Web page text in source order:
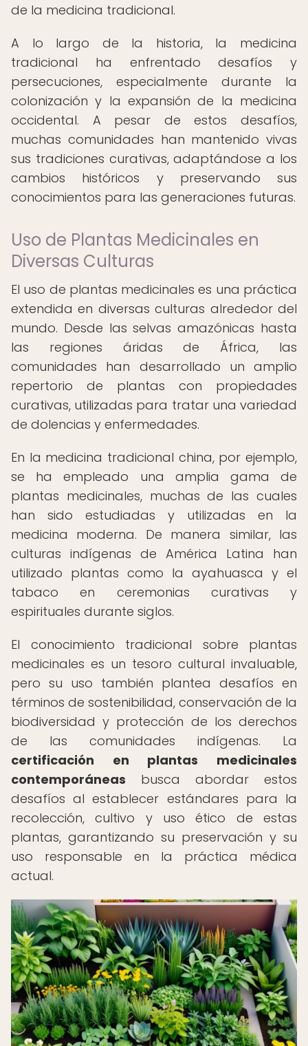
de la medicina tradicional.
A lo largo de la historia, la medicina
tradicional ha enfrentado desafíos y
persecuciones, especialmente durante la
colonización y la expansión de la medicina
occidental. A pesar de estos desafíos,
muchas comunidades han mantenido vivas
sus tradiciones curativas, adaptándose a los
cambios históricos y preservando sus
conocimientos para las generaciones futuras.
Uso de Plantas Medicinales en
Diversas Culturas
El uso de plantas medicinales es una práctica
extendida en diversas culturas alrededor del
mundo. Desde las selvas amazónicas hasta
las regiones áridas de África, las
comunidades han desarrollado un amplio
repertorio de plantas con propiedades
curativas, utilizadas para tratar una variedad
de dolencias y enfermedades.
En la medicina tradicional china, por ejemplo,
se ha empleado una amplia gama de
plantas medicinales, muchas de las cuales
han sido estudiadas y utilizadas en la
medicina moderna. De manera similar, las
culturas indígenas de América Latina han
utilizado plantas como la ayahuasca y el
tabaco en ceremonias curativas y
espirituales durante siglos.
El conocimiento tradicional sobre plantas
medicinales es un tesoro cultural invaluable,
pero su uso también plantea desafíos en
términos de sostenibilidad, conservación de la
biodiversidad y protección de los derechos
de las comunidades indígenas. La
certificación en plantas medicinales
contemporáneas busca abordar estos
desafíos al establecer estándares para la
recolección, cultivo y uso ético de estas
plantas, garantizando su preservación y su
uso responsable en la práctica médica
actual.